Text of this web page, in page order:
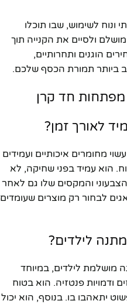
ונוח לשימוש, שבו תוכלו
ולסיים את הקנייה תוך
הוגנים ותחרותיים,
ביותר תמורת הכסף שלכם.
מפתחות חד קרן
לאורך זמן?
מחומרים איכותיים ועמידים
הוא עמיד בפני שחיקה, לא
והמקסים שלו גם לאחר
לבחור רק מוצרים שעומדים
לילדים?
מושלמת לילדים, במיוחד
ודמויות פנטזיה. הוא בטוח
יתאהבו בו. בנוסף, הוא יכול